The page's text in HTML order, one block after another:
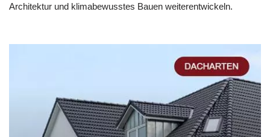
Architektur und klimabewusstes Bauen weiterentwickeln.